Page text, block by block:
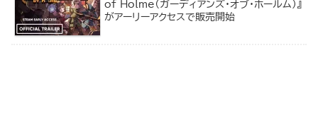
of Holme（ガーディアンズ・オブ・ホールム）』
がアーリーアクセスで販売開始